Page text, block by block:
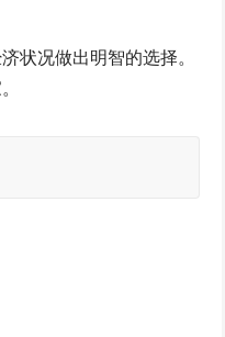
状况做出明智的选择。